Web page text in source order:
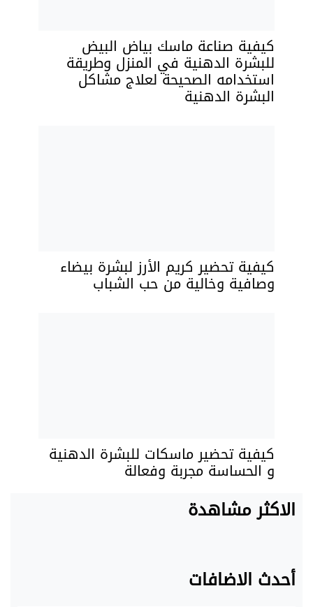
كيفية صناعة ماسك بياض البيض
للبشرة الدهنية في المنزل وطريقة
استخدامه الصحيحة لعلاج مشاكل
البشرة الدهنية
كيفية تحضير كريم الأرز لبشرة بيضاء
وصافية وخالية من حب الشباب
كيفية تحضير ماسكات للبشرة الدهنية
و الحساسة مجربة وفعالة
الاكثر مشاهدة
أحدث الاضافات